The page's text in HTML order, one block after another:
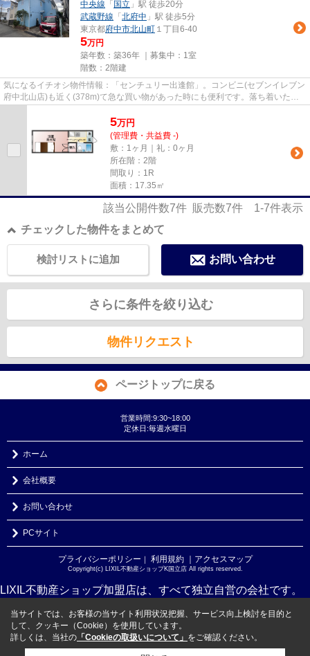
中央線 「 国立 」駅 徒歩20分
武蔵野線 「 北府中 」駅 徒歩5分
東京都府中市北山町 １丁目6-40
5万円
築年数：築36年 ｜募集中： 1室
階数：2階建
気になるイチオシ物件情報：「センチュリー出逢館」。コンビニ(セブンイレブン
府中北山店)も近く(378m)て急な買い物があった時にも便利です。落ち着いた街
5万円
(管理費・共益費 -)
敷：1ヶ月｜礼：0ヶ月
所在階：2階
間取り：1R
面積：17.35㎡
該当公開件数7件 販売数7件 1-7件表示
チェックした物件をまとめて
お問い合わせ
検討リストに追加
さらに条件を絞り込む
物件リクエスト
ページトップに戻る
営業時間:9:30~18:00
定休日:毎週水曜日
ホーム
会社概要
お問い合わせ
PCサイト
プライバシーポリシー ｜ 利用規約 ｜アクセスマップ
Copyright(c) LIXIL不動産ショップK国立店 All rights reserved.
LIXIL不動産ショップ加盟店は、すべて独立自営の会社です。
当サイトでは、お客様の当サイト利用状況把握、サービス向上検討を目的と
して、クッキー（Cookie）を使用しています。
詳しくは、当社の 「Cookieの取扱いについて」 をご確認ください。